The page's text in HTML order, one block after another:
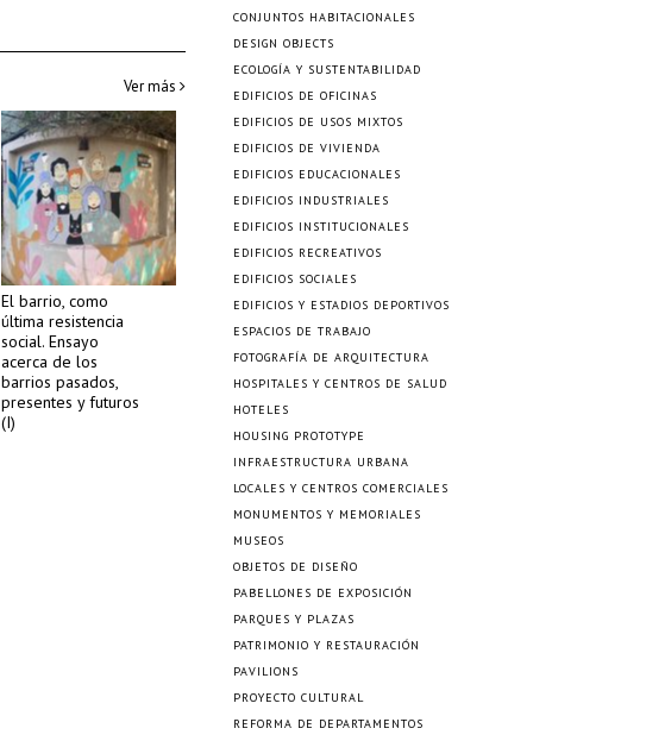
Ver más
El barrio, como
última resistencia
social. Ensayo
acerca de los
barrios pasados,
presentes y futuros
(I)
CONJUNTOS HABITACIONALES
DESIGN OBJECTS
ECOLOGÍA Y SUSTENTABILIDAD
EDIFICIOS DE OFICINAS
EDIFICIOS DE USOS MIXTOS
EDIFICIOS DE VIVIENDA
EDIFICIOS EDUCACIONALES
EDIFICIOS INDUSTRIALES
EDIFICIOS INSTITUCIONALES
EDIFICIOS RECREATIVOS
EDIFICIOS SOCIALES
EDIFICIOS Y ESTADIOS DEPORTIVOS
ESPACIOS DE TRABAJO
FOTOGRAFÍA DE ARQUITECTURA
HOSPITALES Y CENTROS DE SALUD
HOTELES
HOUSING PROTOTYPE
INFRAESTRUCTURA URBANA
LOCALES Y CENTROS COMERCIALES
MONUMENTOS Y MEMORIALES
MUSEOS
OBJETOS DE DISEÑO
PABELLONES DE EXPOSICIÓN
PARQUES Y PLAZAS
PATRIMONIO Y RESTAURACIÓN
PAVILIONS
PROYECTO CULTURAL
REFORMA DE DEPARTAMENTOS